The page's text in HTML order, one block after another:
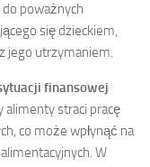
do poważnych
się dzieckiem,
jego utrzymaniem.
finansowej
alimenty straci pracę
co może wpłynąć na
W